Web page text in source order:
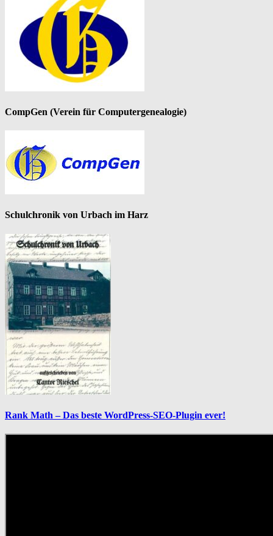
CompGen (Verein für Computergenealogie)
Schulchronik von Urbach im Harz
Rank Math – Das beste WordPress-SEO-Plugin ever!